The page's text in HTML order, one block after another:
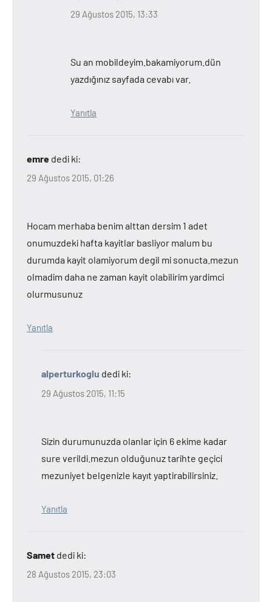
29 Ağustos 2015, 13:33
Su an mobildeyim.bakamiyorum.dün
yazdığınız sayfada cevabı var.
Yanıtla
emre dedi ki:
29 Ağustos 2015, 01:26
Hocam merhaba benim alttan dersim 1 adet
onumuzdeki hafta kayitlar basliyor malum bu
durumda kayit olamiyorum degil mi sonucta.mezun
olmadim daha ne zaman kayit olabilirim yardimci
olurmusunuz
Yanıtla
alperturkoglu dedi ki:
29 Ağustos 2015, 11:15
Sizin durumunuzda olanlar için 6 ekime kadar
sure verildi.mezun olduğunuz tarihte geçici
mezuniyet belgenizle kayıt yaptirabilirsiniz.
Yanıtla
Samet dedi ki:
28 Ağustos 2015, 23:03